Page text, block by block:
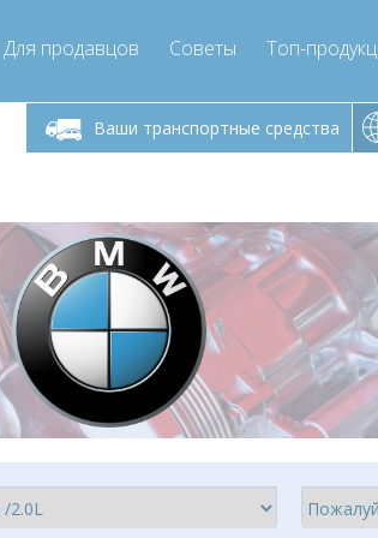
Для продавцов Советы Топ-
Ваши транспортные средства
Понедельник-пятница 9:00
- 17
info@compressor-express.ru